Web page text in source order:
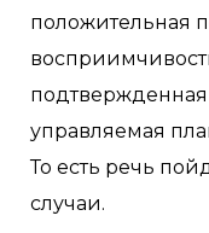
положительная
управляемая
То есть речь
случаи.